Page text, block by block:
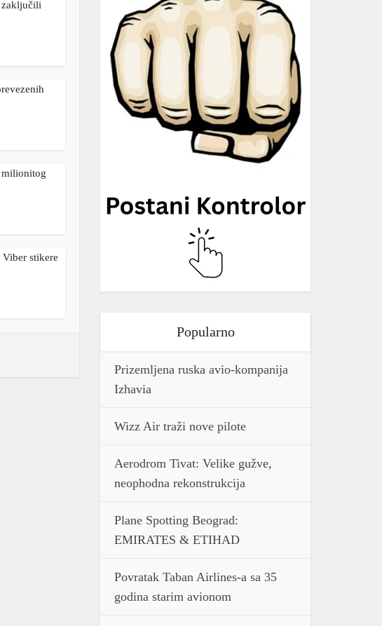
zaključili
milionitog
stikere
Popularno
Prizemljena ruska avio-kompanija
Izhavia
Wizz Air traži nove pilote
Aerodrom Tivat: Velike gužve,
neophodna rekonstrukcija
Plane Spotting Beograd:
EMIRATES & ETIHAD
Povratak Taban Airlines-a sa 35
godina starim avionom